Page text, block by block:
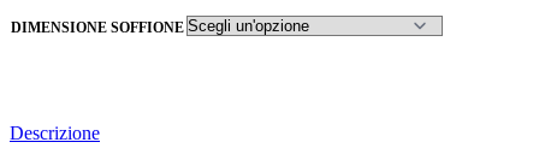
DIMENSIONE SOFFIONE
Descrizione